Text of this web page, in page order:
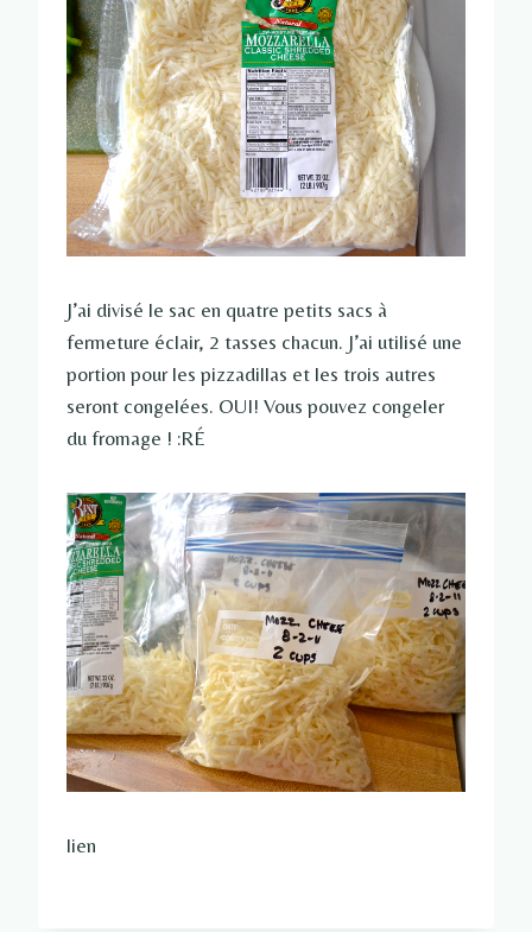
J’ai divisé le sac en quatre petits sacs à
fermeture éclair, 2 tasses chacun. J’ai utilisé une
portion pour les pizzadillas et les trois autres
seront congelées. OUI! Vous pouvez congeler
du fromage ! :RÉ
lien